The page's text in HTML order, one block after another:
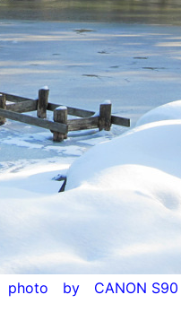
photo by CANON S90